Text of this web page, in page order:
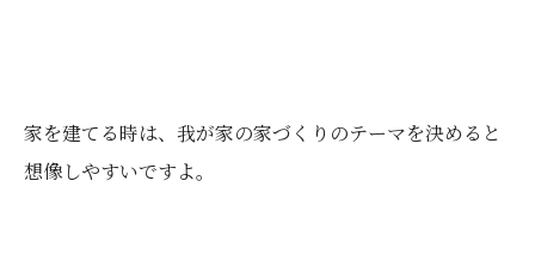
家を建てる時は、我が家の家づくりのテーマを決めると
想像しやすいですよ。